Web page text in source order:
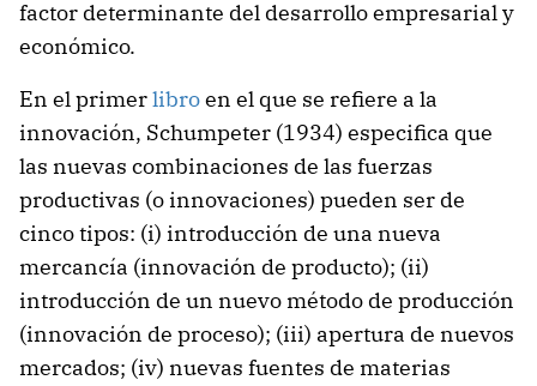
factor determinante del desarrollo empresarial y
económico.
En el primerlibroen el que se refiere a la
innovación, Schumpeter (1934) especifica que
las nuevas combinaciones de las fuerzas
productivas (o innovaciones) pueden ser de
cinco tipos: (i) introducción de una nueva
mercancía (innovación de producto); (ii)
introducción de un nuevo método de producción
(innovación de proceso); (iii) apertura de nuevos
mercados; (iv) nuevas fuentes de materias